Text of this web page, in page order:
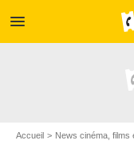
menu
Accueil News cinéma, films